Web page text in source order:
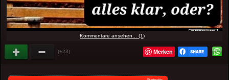
Kommentare ansehen... (1)
(+23) Merken